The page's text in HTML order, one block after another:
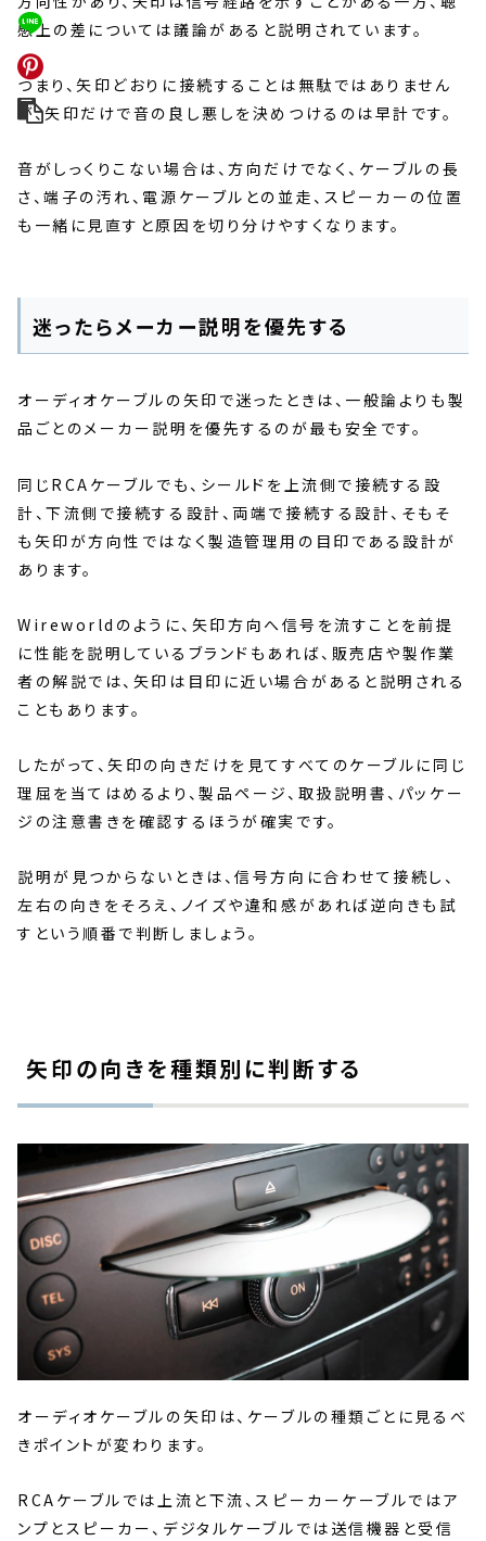
感上の差については議論があると説明されています。
つまり、矢印どおりに接続することは無駄ではありません
が、矢印だけで音の良し悪しを決めつけるのは早計です。
音がしっくりこない場合は、方向だけでなく、ケーブルの長
さ、端子の汚れ、電源ケーブルとの並走、スピーカーの位置
も一緒に見直すと原因を切り分けやすくなります。
迷ったらメーカー説明を優先する
オーディオケーブルの矢印で迷ったときは、一般論よりも製
品ごとのメーカー説明を優先するのが最も安全です。
同じRCAケーブルでも、シールドを上流側で接続する設
計、下流側で接続する設計、両端で接続する設計、そもそ
も矢印が方向性ではなく製造管理用の目印である設計が
あります。
Wireworldのように、矢印方向へ信号を流すことを前提
に性能を説明しているブランドもあれば、販売店や製作業
者の解説では、矢印は目印に近い場合があると説明される
こともあります。
したがって、矢印の向きだけを見てすべてのケーブルに同じ
理屈を当てはめるより、製品ページ、取扱説明書、パッケー
ジの注意書きを確認するほうが確実です。
説明が見つからないときは、信号方向に合わせて接続し、
左右の向きをそろえ、ノイズや違和感があれば逆向きも試
すという順番で判断しましょう。
矢印の向きを種類別に判断する
オーディオケーブルの矢印は、ケーブルの種類ごとに見るべ
きポイントが変わります。
RCAケーブルでは上流と下流、スピーカーケーブルではア
ンプとスピーカー、デジタルケーブルでは送信機器と受信